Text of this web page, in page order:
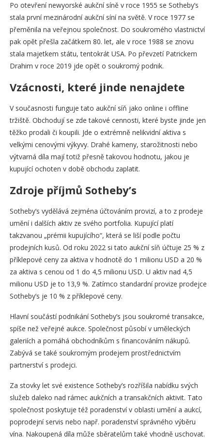
Po otevření newyorské aukční síně v roce 1955 se Sotheby’s
stala první mezinárodní aukční síní na světě. V roce 1977 se
přeměnila na veřejnou společnost. Do soukromého vlastnictví
pak opět přešla začátkem 80. let, ale v roce 1988 se znovu
stala majetkem státu, tentokrát USA. Po převzetí Patrickem
Drahim v roce 2019 jde opět o soukromý podnik.
Vzácnosti, které jinde nenajdete
V současnosti funguje tato aukční síň jako online i offline
tržiště. Obchodují se zde takové cennosti, které byste jinde jen
těžko prodali či koupili. Jde o extrémně nelikvidní aktiva s
velkými cenovými výkyvy. Drahé kameny, starožitnosti nebo
výtvarná díla mají totiž přesně takovou hodnotu, jakou je
kupující ochoten v době obchodu zaplatit.
Zdroje příjmů Sotheby’s
Sotheby’s vydělává zejména účtováním provizí, a to z prodeje
umění i dalších aktiv ze svého portfolia. Kupující platí
takzvanou „prémii kupujícího“, která se liší podle počtu
prodejních kusů. Od roku 2022 si tato aukční síň účtuje 25 % z
příklepové ceny za aktiva v hodnotě do 1 milionu USD a 20 %
za aktiva s cenou od 1 do 4,5 milionu USD. U aktiv nad 4,5
milionu USD je to 13,9 %. Zatímco standardní provize prodejce
Sotheby’s je 10 % z příklepové ceny.
Hlavní součástí podnikání Sotheby’s jsou soukromé transakce,
spíše než veřejné aukce. Společnost působí v uměleckých
galeriích a pomáhá obchodníkům s financováním nákupů.
Zabývá se také soukromým prodejem prostřednictvím
partnerství s prodejci.
Za stovky let své existence Sotheby’s rozříšila nabídku svých
služeb daleko nad rámec aukčních a transakčních aktivit. Tato
společnost poskytuje též poradenství v oblasti umění a aukcí,
poprodejní servis nebo např. poradenství správného výběru
vína. Nakoupená díla může sběratelům také vhodně uschovat.